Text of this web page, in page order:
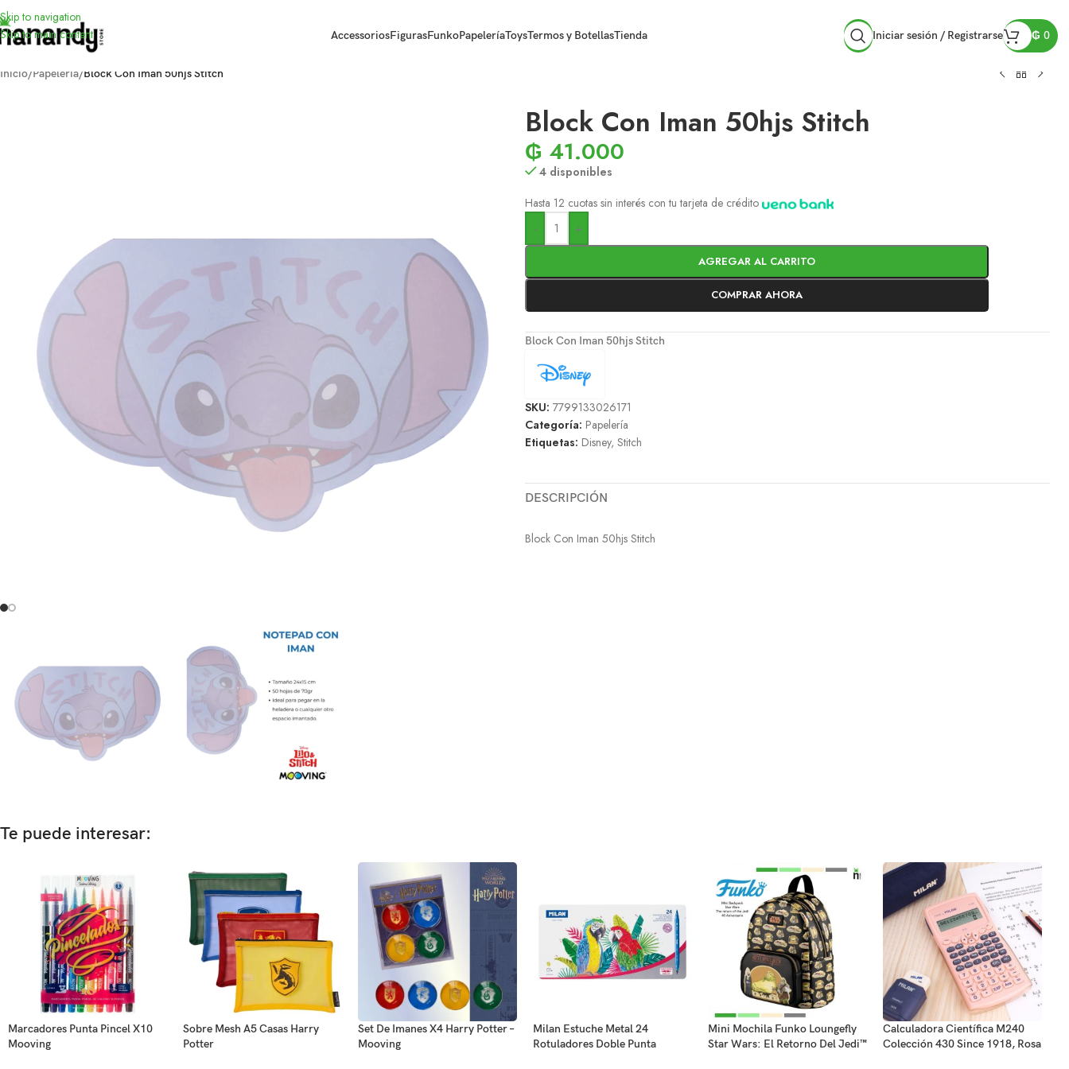
Skip to navigation
Skip to main content
AccessoriosFigurasFunkoPapeleríaToysTermos y BotellasTienda Iniciar sesión / Registrarse ₲ 0
Inicio/Papelería/Block Con Iman 50hjs Stitch
Block Con Iman 50hjs Stitch
₲ 41.000
4 disponibles
Hasta 12 cuotas sin interés con tu tarjeta de crédito
-
+
AGREGAR AL CARRITO
COMPRAR AHORA
Block Con Iman 50hjs Stitch
SKU: 7799133026171
Categoría: Papelería
Etiquetas: Disney, Stitch
DESCRIPCIÓN
Block Con Iman 50hjs Stitch
Te puede interesar:
Marcadores Punta Pincel X10
Mooving
Sobre Mesh A5 Casas Harry
Potter
Set De Imanes X4 Harry Potter –
Mooving
Milan Estuche Metal 24
Rotuladores Doble Punta
Mini Mochila Funko Loungefly
Star Wars: El Retorno Del Jedi™
Calculadora Científica M240
Colección 430 Since 1918, Rosa